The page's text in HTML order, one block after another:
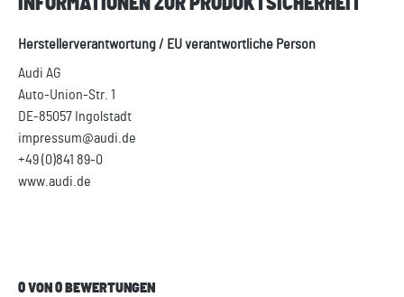
INFORMATIONEN ZUR PRODUKTSICHERHEIT
Herstellerverantwortung / EU verantwortliche Person
Audi AG
Auto-Union-Str. 1
DE-85057 Ingolstadt
impressum@audi.de
+49 (0)841 89-0
www.audi.de
0 VON 0 BEWERTUNGEN